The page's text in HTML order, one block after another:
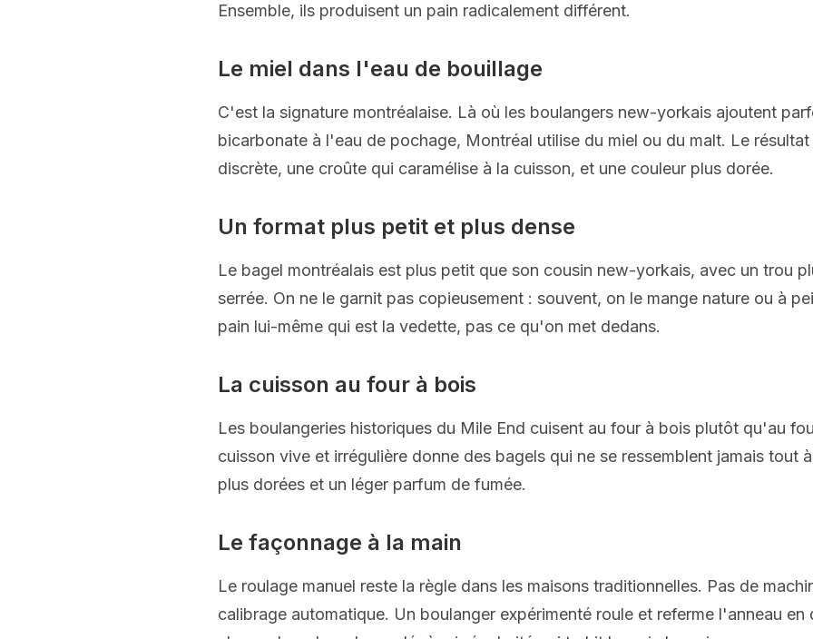
Ensemble, ils produisent un pain radicalement différent.
Le miel dans l'eau de bouillage
C'est la signature montréalaise. Là où les boulangers new-yorkais ajoutent
bicarbonate à l'eau de pochage, Montréal utilise du miel ou du malt. Le
discrète, une croûte qui caramélise à la cuisson, et une couleur plus dorée.
Un format plus petit et plus dense
Le bagel montréalais est plus petit que son cousin new-yorkais, avec un trou
serrée. On ne le garnit pas copieusement : souvent, on le mange nature ou à
pain lui-même qui est la vedette, pas ce qu'on met dedans.
La cuisson au four à bois
Les boulangeries historiques du Mile End cuisent au four à bois plutôt qu'au
cuisson vive et irrégulière donne des bagels qui ne se ressemblent jamais tout
plus dorées et un léger parfum de fumée.
Le façonnage à la main
Le roulage manuel reste la règle dans les maisons traditionnelles. Pas de
calibrage automatique. Un boulanger expérimenté roule et referme l'anneau en